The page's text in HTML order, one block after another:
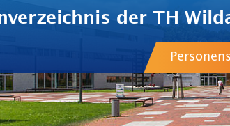
der TH